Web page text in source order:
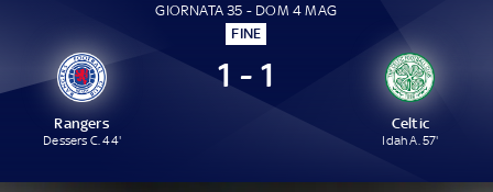
GIORNATA 35 - DOM 4 MAG
FINE
Rangers
Dessers C. 44'
1 - 1
Celtic
Idah A. 57'